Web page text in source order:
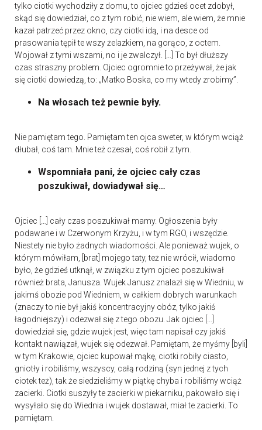
tylko ciotki wychodziły z domu, to ojciec gdzieś ocet zdobył,
skąd się dowiedział, co z tym robić, nie wiem, ale wiem, że mnie
kazał patrzeć przez okno, czy ciotki idą, i na desce od
prasowania tępił te wszy żelazkiem, na gorąco, z octem.
Wojował z tymi wszami, no i je zwalczył. […] To był dłuższy
czas straszny problem. Ojciec ogromnie to przeżywał, że jak
się ciotki dowiedzą, to: „Matko Boska, co my wtedy zrobimy”.
Na włosach też pewnie były.
Nie pamiętam tego. Pamiętam ten ojca sweter, w którym wciąż
dłubał, coś tam. Mnie też czesał, coś robił z tym.
Wspomniała pani, że ojciec cały czas
poszukiwał, dowiadywał się…
Ojciec […] cały czas poszukiwał mamy. Ogłoszenia były
podawane i w Czerwonym Krzyżu, i w tym RGO, i wszędzie.
Niestety nie było żadnych wiadomości. Ale ponieważ wujek, o
którym mówiłam, [brat] mojego taty, też nie wrócił, wiadomo
było, że gdzieś utknął, w związku z tym ojciec poszukiwał
również brata, Janusza. Wujek Janusz znalazł się w Wiedniu, w
jakimś obozie pod Wiedniem, w całkiem dobrych warunkach
(znaczy to nie był jakiś koncentracyjny obóz, tylko jakiś
łagodniejszy) i odezwał się z tego obozu. Jak ojciec […]
dowiedział się, gdzie wujek jest, więc tam napisał czy jakiś
kontakt nawiązał, wujek się odezwał. Pamiętam, że myśmy [byli]
w tym Krakowie, ojciec kupował mąkę, ciotki robiły ciasto,
gniotły i robiliśmy, wszyscy, całą rodziną (syn jednej z tych
ciotek też), tak że siedzieliśmy w piątkę chyba i robiliśmy wciąż
zacierki. Ciotki suszyły te zacierki w piekarniku, pakowało się i
wysyłało się do Wiednia i wujek dostawał, miał te zacierki. To
pamiętam.